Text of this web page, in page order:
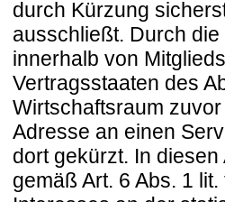
durch Kürzung
ausschließt. Durch
innerhalb von
Vertragsstaaten des
Wirtschaftsraum
Adresse an einen
dort gekürzt. In
gemäß Art. 6 Abs. 1